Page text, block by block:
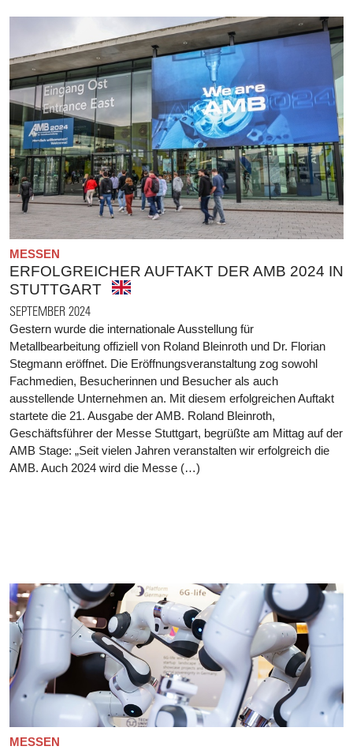
MESSEN
ERFOLGREICHER AUFTAKT DER AMB 2024 IN
STUTTGART
SEPTEMBER 2024
Gestern wurde die internationale Ausstellung für
Metallbearbeitung offiziell von Roland Bleinroth und Dr. Florian
Stegmann eröffnet. Die Eröffnungsveranstaltung zog sowohl
Fachmedien, Besucherinnen und Besucher als auch
ausstellende Unternehmen an. Mit diesem erfolgreichen Auftakt
startete die 21. Ausgabe der AMB. Roland Bleinroth,
Geschäftsführer der Messe Stuttgart, begrüßte am Mittag auf der
AMB Stage: „Seit vielen Jahren veranstalten wir erfolgreich die
AMB. Auch 2024 wird die Messe (…)
MESSEN